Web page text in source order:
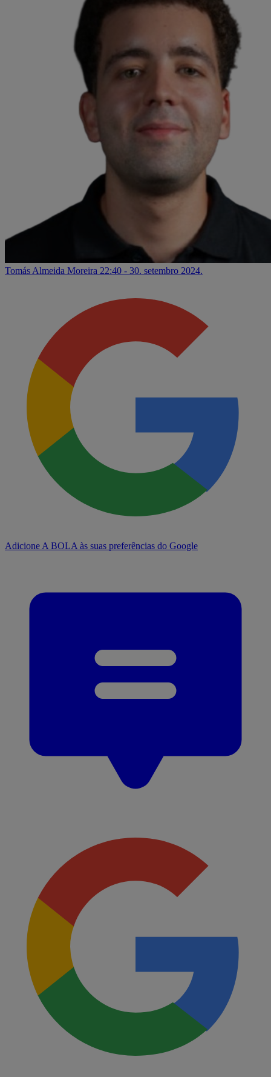
Tomás Almeida Moreira 22:40 - 30. setembro 2024.
Adicione A BOLA às suas preferências do Google